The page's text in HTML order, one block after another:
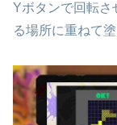
Yボタンで回転さ
る場所に重ねて